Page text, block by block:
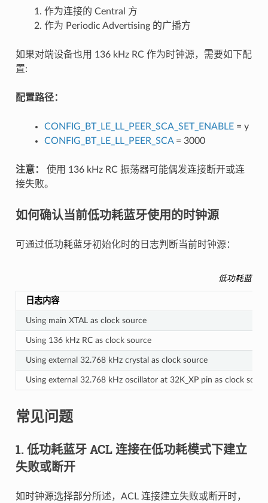
作为连接的 Central 方
作为 Periodic Advertising 的广播方
如果对端设备也用 136 kHz RC 作为时钟源，需要如下配
置:
配置路径：
CONFIG_BT_LE_LL_PEER_SCA_SET_ENABLE= y
CONFIG_BT_LE_LL_PEER_SCA= 3000
注意：
使用 136 kHz RC 振荡器可能偶发连接断开或连
接失败。
如何确认当前低功耗蓝牙使用的时钟源
可通过低功耗蓝牙初始化时的日志判断当前时钟源：
低功耗蓝牙
日志内容
Using main XTAL as clock source
Using 136 kHz RC as clock source
Using external 32.768 kHz crystal as clock source
Using external 32.768 kHz oscillator at 32K_XP pin as clock
常见问题
1. 低功耗蓝牙 ACL 连接在低功耗模式下建立
失败或断开
如时钟源选择部分所述，ACL 连接建立失败或断开时，